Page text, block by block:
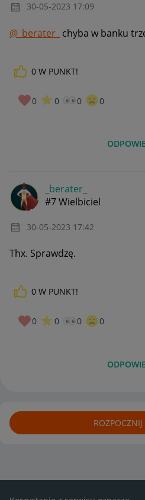
‎30-05-2023 17:09
@_berater_ chyba w banku
0 W PUNKT!
0 0 0 0
_berater_
#7 Wielbiciel
‎30-05-2023 17:42
Thx. Sprawdzę.
0 W PUNKT!
0 0 0 0